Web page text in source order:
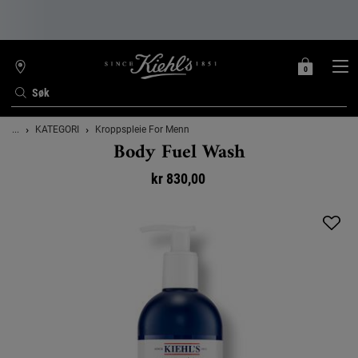
Søk
FINN
BUTIKK
MIN
0
0 PRODUKT
Main content
... KATEGORI Kroppspleie For Menn
Body Fuel Wash
kr 830,00